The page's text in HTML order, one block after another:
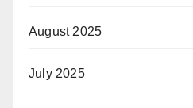
August 2025
July 2025